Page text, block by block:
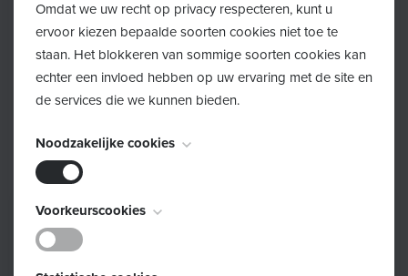
Inschrijven
Schrijf je in!
Omdat we uw recht op privacy respecteren, kunt u
ervoor kiezen bepaalde soorten cookies niet toe te
staan. Het blokkeren van sommige soorten cookies kan
echter een invloed hebben op uw ervaring met de site en
de services die we kunnen bieden.
Noodzakelijke cookies
Deze cookies zijn noodzakelijk voor het functioneren van
de website en kunnen niet worden uitgeschakeld. Ze
worden meestal alleen ingesteld als reactie op acties die
Voorkeurscookies